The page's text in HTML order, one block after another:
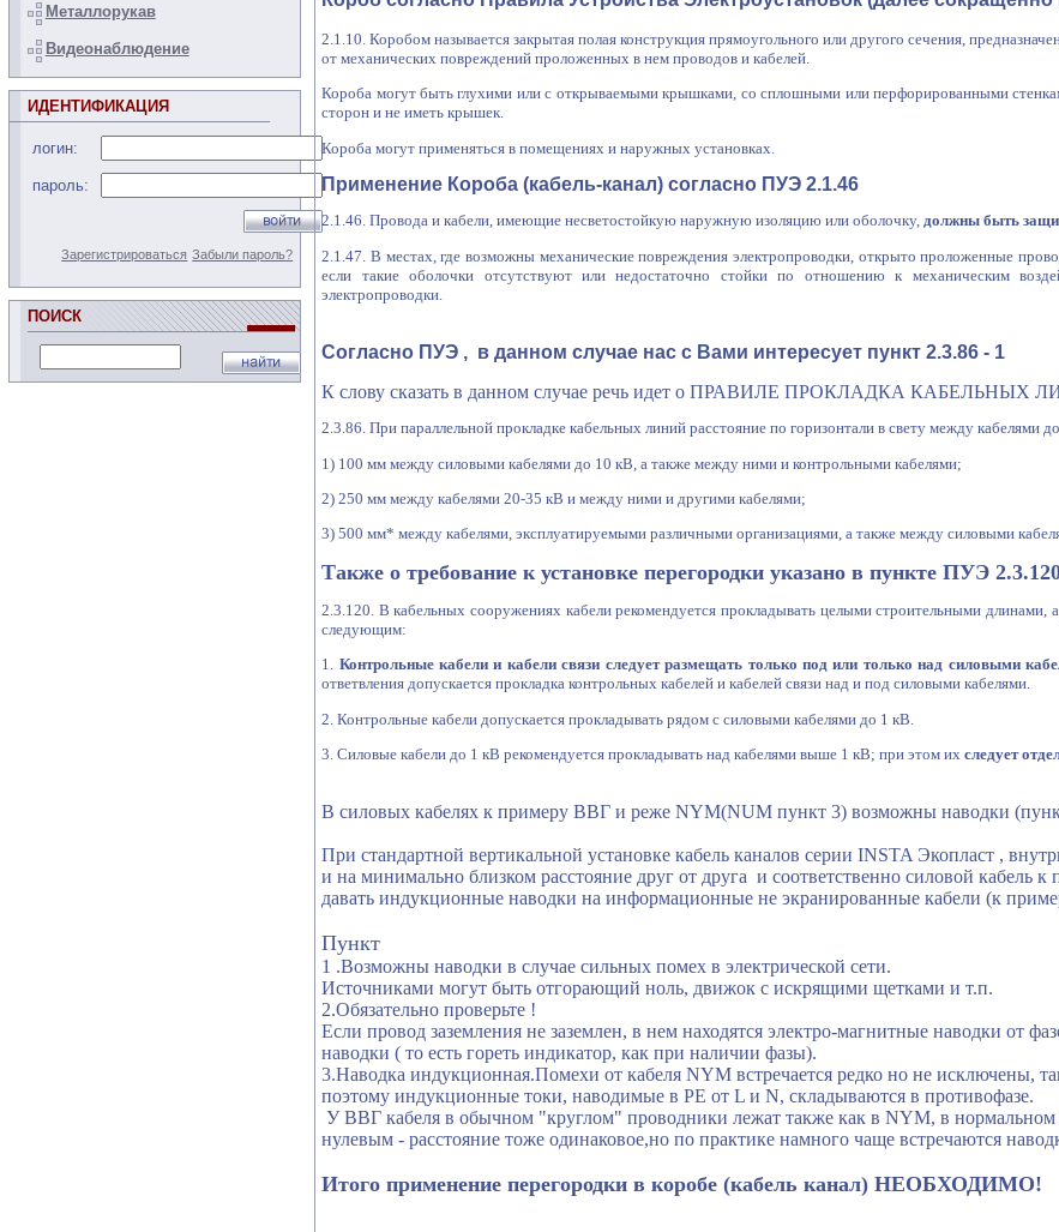
Металлорукав
Видеонаблюдение
ИДЕНТИФИКАЦИЯ
логин:
пароль:
Зарегистрироваться Забыли пароль?
ПОИСК
2.1.10. Коробом называется закрытая полая конструкция прямоугольного или другого сечения,
от механических повреждений проложенных в нем проводов и кабелей.
Короба могут быть глухими или с открываемыми крышками, со сплошными или перфорированными
сторон и не иметь крышек.
Короба могут применяться в помещениях и наружных установках.
Применение Короба (кабель-канал) согласно ПУЭ 2.1.46
2.1.46. Провода и кабели, имеющие несветостойкую наружную изоляцию или оболочку,должны быть
2.1.47. В местах, где возможны механические повреждения электропроводки, открыто проложенные
если такие оболочки отсутствуют или недостаточно стойки по отношению к механическим
электропроводки.
Согласно ПУЭ , в данном случае нас с Вами интересует пункт 2.3.86 - 1
К слову сказать в данном случае речь идет о ПРАВИЛЕ ПРОКЛАДКА КАБЕЛЬНЫХ
2.3.86. При параллельной прокладке кабельных линий расстояние по горизонтали в свету между кабелями
1) 100 мм между силовыми кабелями до 10 кВ, а также между ними и контрольными кабелями;
2) 250 мм между кабелями 20-35 кВ и между ними и другими кабелями;
3) 500 мм* между кабелями, эксплуатируемыми различными организациями, а также между силовыми
Также о требование к установке перегородки указано в пункте ПУЭ
2.3.120. В кабельных сооружениях кабели рекомендуется прокладывать целыми строительными длинами,
следующим:
1. Контрольные кабели и кабели связи следует размещать только под или только над силовыми
ответвления допускается прокладка контрольных кабелей и кабелей связи над и под силовыми кабелями.
2. Контрольные кабели допускается прокладывать рядом с силовыми кабелями до 1 кВ.
3. Силовые кабели до 1 кВ рекомендуется прокладывать над кабелями выше 1 кВ; при этом ихследует
В силовых кабелях к примеру ВВГ и реже NYM(NUM пункт 3) возможны наводки
При стандартной вертикальной установке кабель каналов серии INSTA Экопласт ,
и на минимально близком расстояние друг от друга и соответственно силовой
давать индукционные наводки на информационные не экранированные кабели (к
Пункт
1 .Возможны наводки в случае сильных помех в электрической сети.
Источниками могут быть отгорающий ноль, движок с искрящими щетками и т.п.
2.Обязательно проверьте !
Если провод заземления не заземлен, в нем находятся электро-магнитные наводки от
наводки ( то есть гореть индикатор, как при наличии фазы).
3.Наводка индукционная.Помехи от кабеля NYM встречается редко но не исключены,
поэтому индукционные токи, наводимые в PE от L и N, складываются в противофазе.
У ВВГ кабеля в обычном "круглом" проводники лежат также как в NYM, в
нулевым - расстояние тоже одинаковое,но по практике намного чаще встречаются
Итого применение перегородки в коробе (кабель канал) НЕОБХОДИМО!